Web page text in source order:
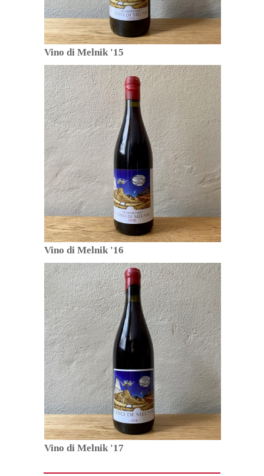
Vino di Melnik '15
Vino di Melnik '16
Vino di Melnik '17